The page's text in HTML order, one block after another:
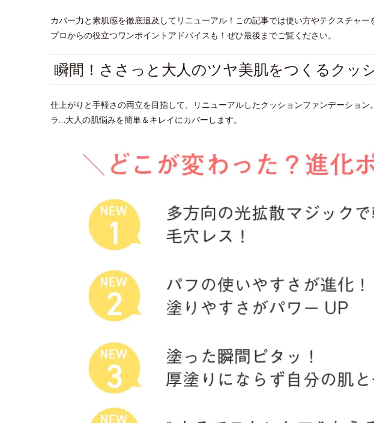
カバー力と素肌感を徹底追及してリニューアル！この記事では使い方やテクスチャ
プロからの役立つワンポイントアドバイスも！ぜひ最後までご覧ください。
瞬間！ささっと大人のツヤ美肌をつくるクッ
仕上がりと手軽さの両立を目指して、リニューアルしたクッションファンデーショ
ラ…大人の肌悩みを簡単＆キレイにカバーします。